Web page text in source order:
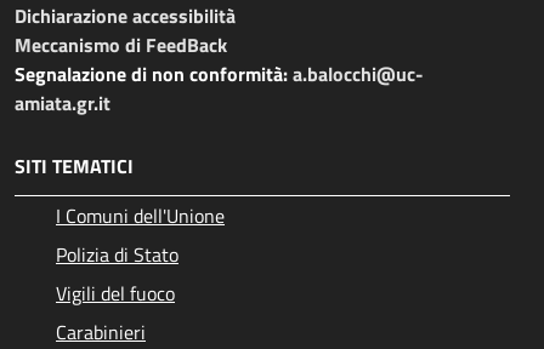
Dichiarazione accessibilità
Meccanismo di FeedBack
Segnalazione di non conformità:a.balocchi@uc-
amiata.gr.it
SITI TEMATICI
I Comuni dell'Unione
Polizia di Stato
Vigili del fuoco
Carabinieri